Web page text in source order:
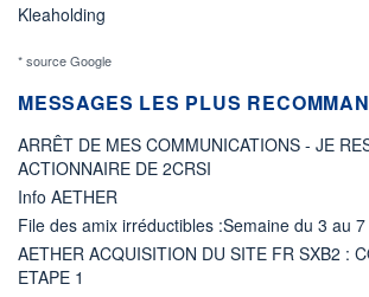
Kleaholding
* source Google
MESSAGES LES PLUS
ARRÊT DE MES COMMUNICATIONS - JE
ACTIONNAIRE DE 2CRSI
Info AETHER
File des amix irréductibles :Semaine du 3 au
AETHER ACQUISITION DU SITE FR SXB2 :
ETAPE 1